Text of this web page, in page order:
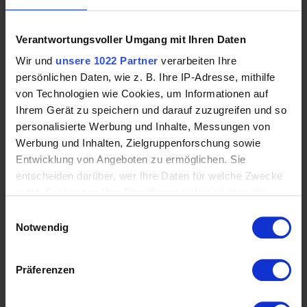
Verantwortungsvoller Umgang mit Ihren Daten
Wir und unsere 1022 Partner verarbeiten Ihre
persönlichen Daten, wie z. B. Ihre IP-Adresse, mithilfe
von Technologien wie Cookies, um Informationen auf
Ihrem Gerät zu speichern und darauf zuzugreifen und so
personalisierte Werbung und Inhalte, Messungen von
Werbung und Inhalten, Zielgruppenforschung sowie
Entwicklung von Angeboten zu ermöglichen. Sie
entscheiden darüber, wer Ihre Daten für welche Zwecke
Trigger Symbol ändern oder widerrufen
Informationen über Ihre geografische Lage
Notwendig
Präferenzen
Rund um das PFERD
PFLEGE & HALTUNG
ESKADRON - Kollektionen
% Marken - SALE
Samshield-Konfigurator
Kask Konfigurator
Unser SERVICE
GUTSCHEINE
MARKEN-Shop
NEWSLETTER